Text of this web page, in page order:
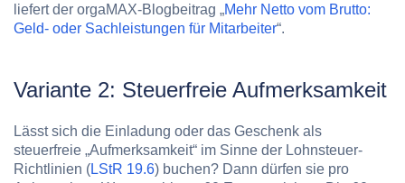
liefert der orgaMAX-Blogbeitrag „Mehr Netto vom Brutto:
Geld- oder Sachleistungen für Mitarbeiter“.
Variante 2: Steuerfreie Aufmerksamkeit
Lässt sich die Einladung oder das Geschenk als
steuerfreie „Aufmerksamkeit“ im Sinne der Lohnsteuer-
Richtlinien (LStR 19.6) buchen? Dann dürfen sie pro